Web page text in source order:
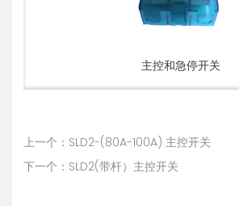
主控和急停开关
上一个：SLD2-(80A-100A) 主控开关
下一个：SLD2(带杆）主控开关